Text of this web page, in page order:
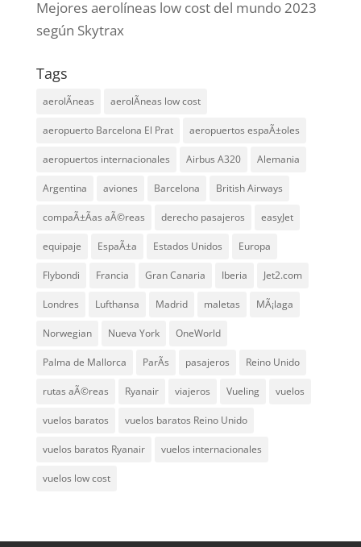
Mejores aerolíneas low cost del mundo 2023
según Skytrax
Tags
aerolÃ­neas aerolÃ­neas low cost
aeropuerto Barcelona El Prat aeropuertos espaÃ±oles
aeropuertos internacionales Airbus A320 Alemania
Argentina aviones Barcelona British Airways
compaÃ±Ã­as aÃ©reas derecho pasajeros easyJet
equipaje EspaÃ±a Estados Unidos Europa
Flybondi Francia Gran Canaria Iberia Jet2.com
Londres Lufthansa Madrid maletas MÃ¡laga
Norwegian Nueva York OneWorld
Palma de Mallorca ParÃ­s pasajeros Reino Unido
rutas aÃ©reas Ryanair viajeros Vueling vuelos
vuelos baratos vuelos baratos Reino Unido
vuelos baratos Ryanair vuelos internacionales
vuelos low cost